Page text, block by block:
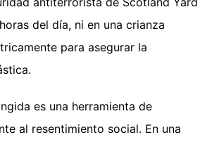
del día, ni en una crianza
para asegurar la
es una herramienta de
al resentimiento social. En una